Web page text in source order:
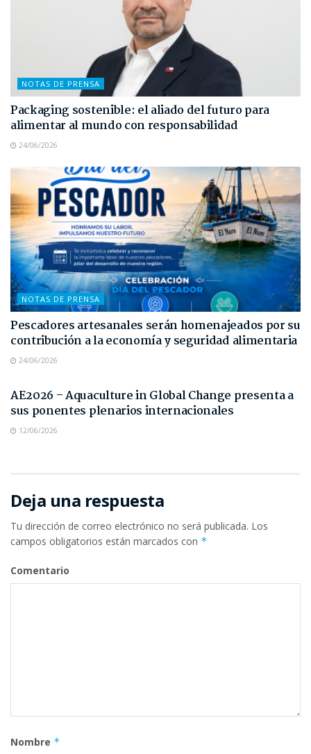
NOTAS DE PRENSA
Packaging sostenible: el aliado del futuro para
alimentar al mundo con responsabilidad
24/06/2026
NOTAS DE PRENSA
Pescadores artesanales serán homenajeados por su
contribución a la economía y seguridad alimentaria
24/06/2026
AE2026 – Aquaculture in Global Change presenta a
sus ponentes plenarios internacionales
12/06/2026
Deja una respuesta
Tu dirección de correo electrónico no será publicada. Los
campos obligatorios están marcados con *
Comentario
Nombre *